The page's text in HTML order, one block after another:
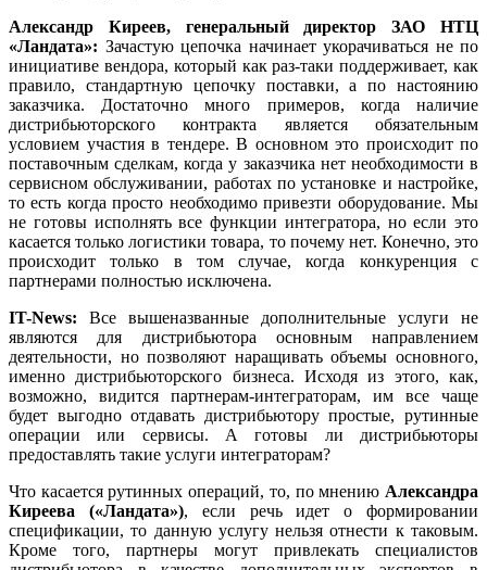
Александр Киреев, генеральный директор ЗАО НТЦ
«Ландата»: Зачастую цепочка начинает укорачиваться не по
инициативе вендора, который как раз-таки поддерживает, как
правило, стандартную цепочку поставки, а по настоянию
заказчика. Достаточно много примеров, когда наличие
дистрибьюторского контракта является обязательным
условием участия в тендере. В основном это происходит по
поставочным сделкам, когда у заказчика нет необходимости в
сервисном обслуживании, работах по установке и настройке,
то есть когда просто необходимо привезти оборудование. Мы
не готовы исполнять все функции интегратора, но если это
касается только логистики товара, то почему нет. Конечно, это
происходит только в том случае, когда конкуренция с
партнерами полностью исключена.
IT-News: Все вышеназванные дополнительные услуги не
являются для дистрибьютора основным направлением
деятельности, но позволяют наращивать объемы основного,
именно дистрибьюторского бизнеса. Исходя из этого, как,
возможно, видится партнерам-интеграторам, им все чаще
будет выгодно отдавать дистрибьютору простые, рутинные
операции или сервисы. А готовы ли дистрибьюторы
предоставлять такие услуги интеграторам?
Что касается рутинных операций, то, по мнению Александра
Киреева («Ландата»), если речь идет о формировании
спецификации, то данную услугу нельзя отнести к таковым.
Кроме того, партнеры могут привлекать специалистов